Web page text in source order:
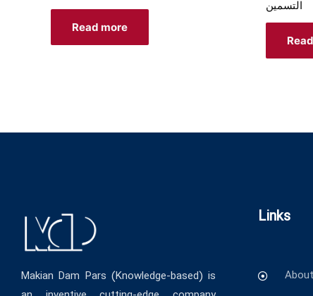
Read more
Makian Dam Pars (Knowledge-based) is
Links